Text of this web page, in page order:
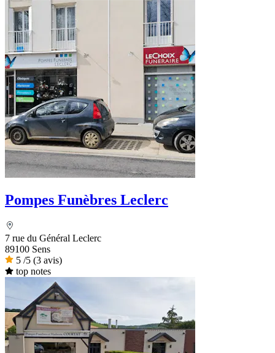
Pompes Funèbres Leclerc
7 rue du Général Leclerc
89100 Sens
5 /5 (3 avis)
top notes